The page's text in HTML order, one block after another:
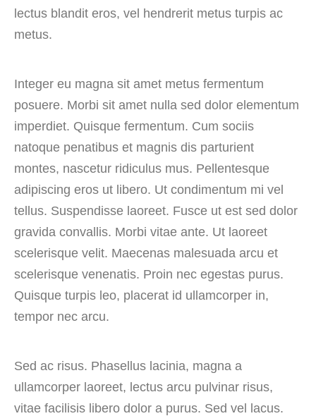
lectus blandit eros, vel hendrerit metus turpis ac
metus.
Integer eu magna sit amet metus fermentum
posuere. Morbi sit amet nulla sed dolor elementum
imperdiet. Quisque fermentum. Cum sociis
natoque penatibus et magnis dis parturient
montes, nascetur ridiculus mus. Pellentesque
adipiscing eros ut libero. Ut condimentum mi vel
tellus. Suspendisse laoreet. Fusce ut est sed dolor
gravida convallis. Morbi vitae ante. Ut laoreet
scelerisque velit. Maecenas malesuada arcu et
scelerisque venenatis. Proin nec egestas purus.
Quisque turpis leo, placerat id ullamcorper in,
tempor nec arcu.
Sed ac risus. Phasellus lacinia, magna a
ullamcorper laoreet, lectus arcu pulvinar risus,
vitae facilisis libero dolor a purus. Sed vel lacus.